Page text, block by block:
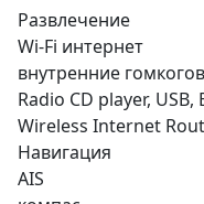
Развлечение
Wi-Fi интернет
внутренние
Radio CD player,
Wireless Internet
Навигация
AIS